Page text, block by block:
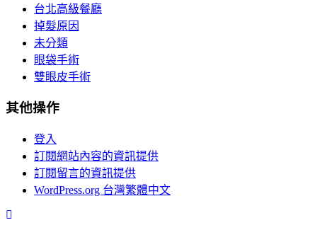
台北高級餐廳
掉髮原因
未分類
眼袋手術
雙眼皮手術
其他操作
登入
訂閱網站內容的資訊提供
訂閱留言的資訊提供
WordPress.org 台灣繁體中文